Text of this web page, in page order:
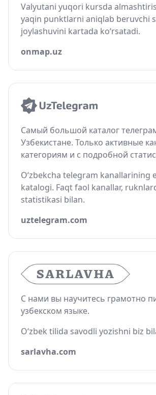
Valyutani yuqori kursda
yaqin punktlarni aniqlab beruvchi
joylashuvini kartada ko‘rsatadi.
onmap.uz
Самый большой каталог
Узбекистане. Только активные
категориям и с подробной
O‘zbekcha telegram kanallarining
katalogi. Faqt faol kanallar,
statistikasi bilan.
uztelegram.com
С нами вы научитесь грамотно
узбекском языке.
O‘zbek tilida savodli yozishni biz
sarlavha.com